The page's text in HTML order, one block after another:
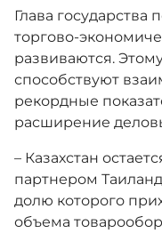
Глава государства
торгово-
развиваются.
способствуют
рекордные
расширение
– Казахстан
партнером
долю которого
объема